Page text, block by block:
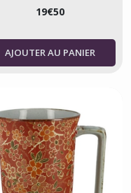
19€50
AJOUTER AU PANIER